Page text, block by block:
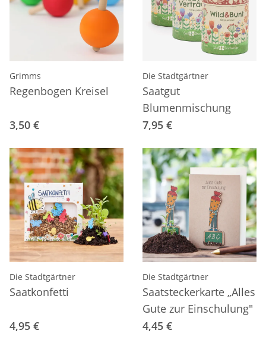
Grimms
Regenbogen Kreisel
3,50 €
Die Stadtgärtner
Saatgut
Blumenmischung
7,95 €
Die Stadtgärtner
Saatkonfetti
4,95 €
Die Stadtgärtner
Saatsteckerkarte „Alles
Gute zur Einschulung"
4,45 €